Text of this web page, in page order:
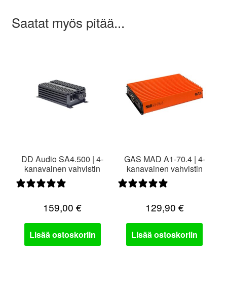
Saatat myös pitää...
DD Audio SA4.500 | 4-
kanavainen vahvistin
159,00€
Lisää ostoskoriin
GAS MAD A1-70.4 | 4-
kanavainen vahvistin
129,90 €
Lisää ostoskoriin